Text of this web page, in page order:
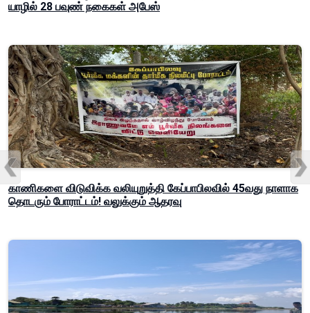
யாழில் 28 பவுண் நகைகள் அபேஸ்
காணிகளை விடுவிக்க வலியுறுத்தி கேப்பாபிலவில் 45வது நாளாக
தொடரும் போராட்டம்! வலுக்கும் ஆதரவு